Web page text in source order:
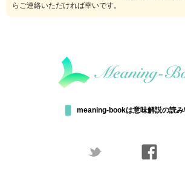
らご連絡いただければ幸いです。
meaning-bookは意味解説の読み